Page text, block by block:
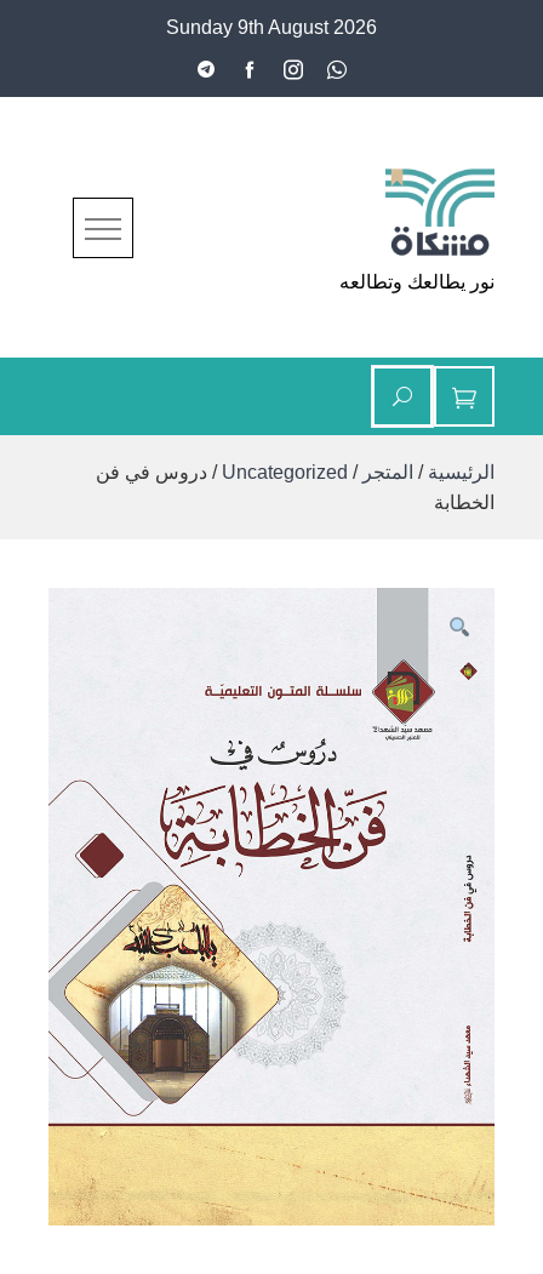
Sunday 9th August 2026
مشكاة
نور يطالعك وتطالعه
الرئيسية / المتجر /
Uncategorized / دروس في فن
الخطابة